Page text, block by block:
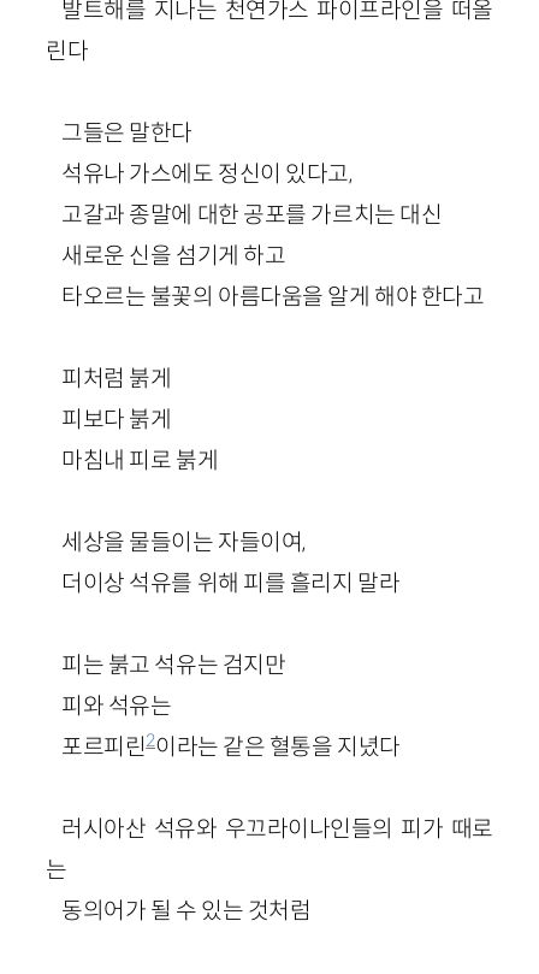
발트해를 지나는 천연가스 파이프라인을 떠올
린다
그들은 말한다
석유나 가스에도 정신이 있다고,
고갈과 종말에 대한 공포를 가르치는 대신
새로운 신을 섬기게 하고
타오르는 불꽃의 아름다움을 알게 해야 한다고
피처럼 붉게
피보다 붉게
마침내 피로 붉게
세상을 물들이는 자들이여,
더이상 석유를 위해 피를 흘리지 말라
피는 붉고 석유는 검지만
피와 석유는
포르피린2이라는 같은 혈통을 지녔다
러시아산 석유와 우끄라이나인들의 피가 때로
는
동의어가 될 수 있는 것처럼